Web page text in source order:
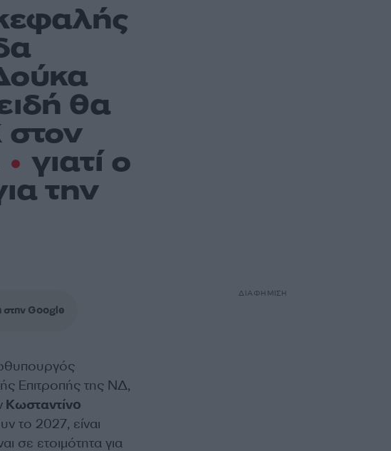
θα
γιατί ο
την
στην Google
Επιτροπής της ΝΔ,
Κωσταντίνο
το 2027, είναι
σε ετοιμότητα για
ΔΙΑΦΗΜΙΣΗ